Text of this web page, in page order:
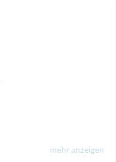
mehr anzeigen